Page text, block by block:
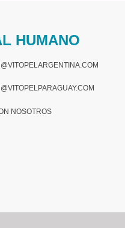
HUMANO
NOSOTROS